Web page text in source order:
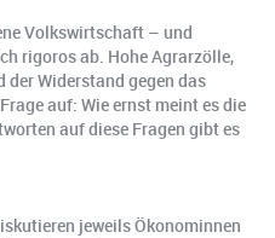
Volkswirtschaft – und
rigoros ab. Hohe Agrarzölle,
der Widerstand gegen das
auf: Wie ernst meint es die
auf diese Fragen gibt es
jeweils Ökonominnen